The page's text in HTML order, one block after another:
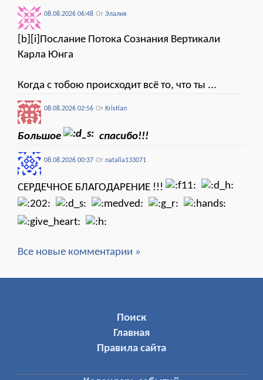
08.08.2026 06:48 От Элалия
[b][i]Послание Потока Сознания Вертикали
Карла Юнга
Когда с тобою происходит всё то, что ты ...
08.08.2026 02:56 От Kristian
Большое спасибо!!!
08.08.2026 00:37 От natalia133071
СЕРДЕЧНОЕ БЛАГОДАРЕНИЕ !!!
Все новые комментарии »
Поиск
Главная
Правила сайта